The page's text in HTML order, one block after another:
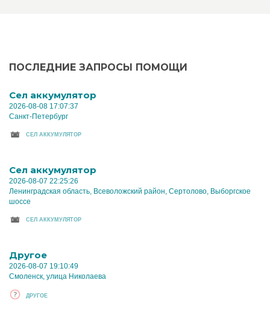
ПОСЛЕДНИЕ ЗАПРОСЫ ПОМОЩИ
Cел аккумулятор
2026-08-08 17:07:37
Санкт-Петербург
CЕЛ АККУМУЛЯТОР
Cел аккумулятор
2026-08-07 22:25:26
Ленинградская область, Всеволожский район, Сертолово, Выборгское
шоссе
CЕЛ АККУМУЛЯТОР
Другое
2026-08-07 19:10:49
Смоленск, улица Николаева
ДРУГОЕ